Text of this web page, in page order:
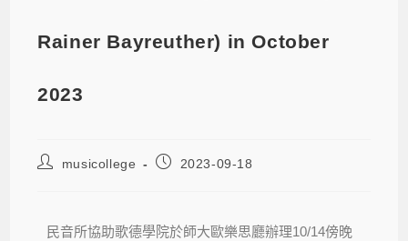
Rainer Bayreuther) in October
2023
musicollege 2023-09-18
民音所協助歌德學院於師大歐樂思廳辦理10/14傍晚